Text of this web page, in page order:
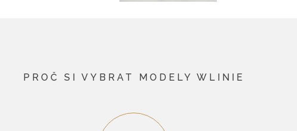
PROČ SI VYBRAT MODELY WLINIE